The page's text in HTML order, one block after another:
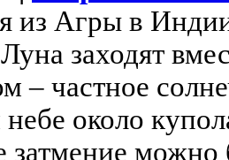
из Агры в
заходят
– частное
около
затмение